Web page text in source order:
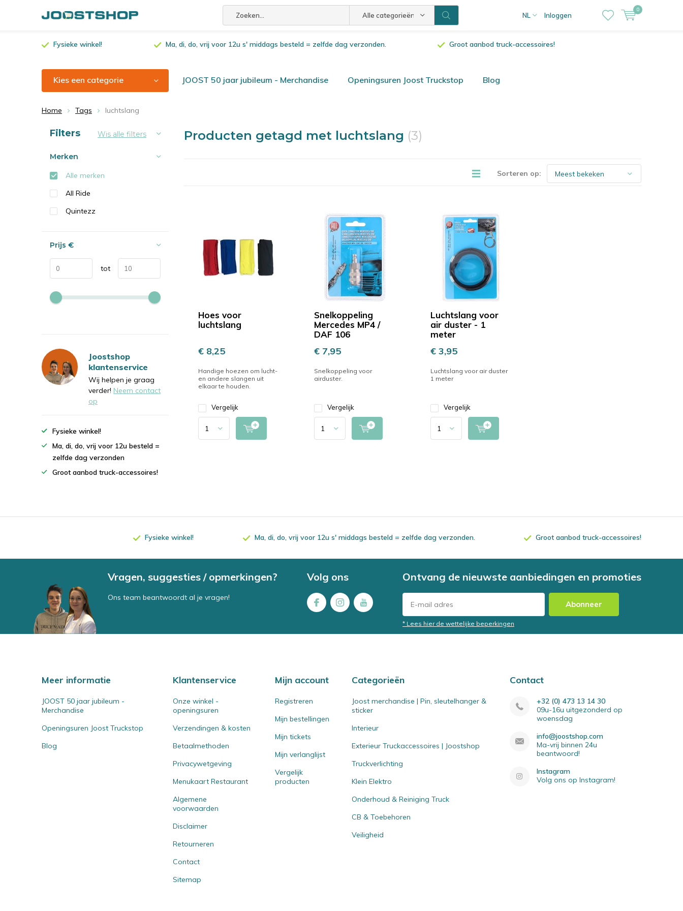
Alle categorieën NL Inloggen
0
Fysieke winkel! Ma, di, do, vrij voor 12u s' middags besteld = zelfde dag verzonden. Groot aanbod truck-accessoires!
Kies een categorie JOOST 50 jaar jubileum - Merchandise Openingsuren Joost Truckstop Blog
Home Tags luchtslang
Producten getagd met luchtslang (3)
Sorteren op:
Hoes voor
luchtslang
€ 8,25
Handige hoezen om lucht-
en andere slangen uit
elkaar te houden.
Vergelijk
Snelkoppeling
Mercedes MP4 /
DAF 106
€ 7,95
Snelkoppeling voor
airduster.
Vergelijk
Luchtslang voor
air duster - 1
meter
€ 3,95
Luchtslang voor air duster
1 meter
Vergelijk
Sorteren op:
Filters Wis alle filters
Merken
Alle merken
All Ride
Quintezz
Prijs €
tot
Joostshop
klantenservice
Wij helpen je graag
verder! Neem contact
op
Fysieke winkel!
Ma, di, do, vrij voor 12u besteld =
zelfde dag verzonden
Groot aanbod truck-accessoires!
Fysieke winkel! Ma, di, do, vrij voor 12u s' middags besteld = zelfde dag verzonden. Groot aanbod truck-accessoires!
Vragen, suggesties / opmerkingen?
Ons team beantwoordt al je vragen!
Volg ons Ontvang de nieuwste aanbiedingen en promoties
Abonneer
* Lees hier de wettelijke beperkingen
Meer informatie
JOOST 50 jaar jubileum -
Merchandise
Openingsuren Joost Truckstop
Blog
Klantenservice
Onze winkel -
openingsuren
Verzendingen & kosten
Betaalmethoden
Privacywetgeving
Menukaart Restaurant
Algemene
voorwaarden
Disclaimer
Retourneren
Contact
Sitemap
Mijn account
Registreren
Mijn bestellingen
Mijn tickets
Mijn verlanglijst
Vergelijk
producten
Categorieën
Joost merchandise | Pin, sleutelhanger &
sticker
Interieur
Exterieur Truckaccessoires | Joostshop
Truckverlichting
Klein Elektro
Onderhoud & Reiniging Truck
CB & Toebehoren
Veiligheid
Contact
+32 (0) 473 13 14 30
09u-16u uitgezonderd op
woensdag
info@joostshop.com
Ma-vrij binnen 24u
beantwoord!
Instagram
Volg ons op Instagram!